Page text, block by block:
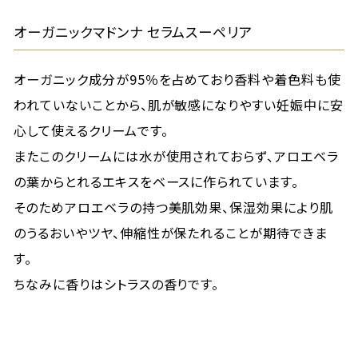
オーガニックマドンナ セラムスーペリア
オーガニック成分が95％を占めており香料や着色料も使
われていないことから、肌が敏感になりやすい妊娠中に安
心して使えるクリームです。
またこのクリームには水が使用されておらず、アロエベラ
の葉からとれるエキスをベースに作られています。
そのためアロエベラの持つ美肌効果、保湿効果により肌
のうるおいやツヤ、伸縮性が保たれることが期待できま
す。
ちなみに香りはシトラスの香りです。